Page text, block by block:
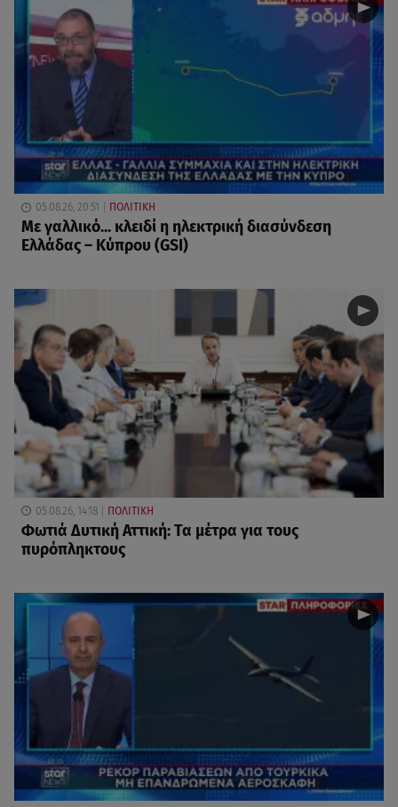
05.08.26, 20:51 ΠΟΛΙΤΙΚΗ
Με γαλλικό... κλειδί η ηλεκτρική διασύνδεση
Ελλάδας – Κύπρου (GSI)
05.08.26, 14:18 ΠΟΛΙΤΙΚΗ
Φωτιά Δυτική Αττική: Τα μέτρα για τους
πυρόπληκτους